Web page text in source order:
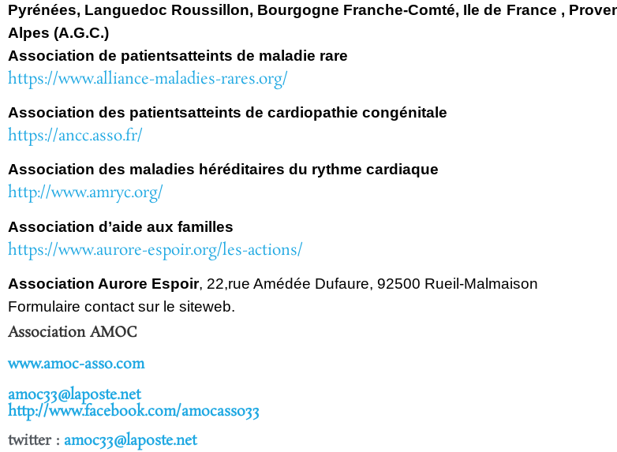
Pyrénées, Languedoc Roussillon, Bourgogne Franche-Comté, Ile de France ,
Alpes (A.G.C.)
Association de patientsatteints de maladie rare
https://www.alliance-maladies-rares.org/
Association des patientsatteints de cardiopathie congénitale
https://ancc.asso.fr/
Association des maladies héréditaires du rythme cardiaque
http://www.amryc.org/
Association d’aide aux familles
https://www.aurore-espoir.org/les-actions/
Association Aurore Espoir, 22,rue Amédée Dufaure, 92500 Rueil-Malmaison
Formulaire contact sur le siteweb.
Association AMOC
www.amoc-asso.com
amoc33@laposte.net
http://www.facebook.com/amocasso33
twitter : amoc33@laposte.net